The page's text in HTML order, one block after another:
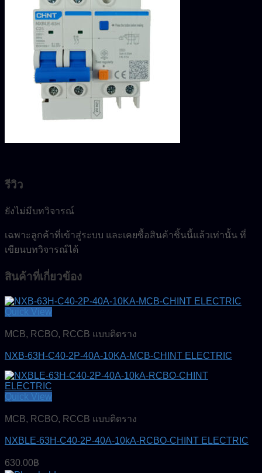
รีวิว
ยังไม่มีบทวิจารณ์
เฉพาะลูกค้าที่เข้าสู่ระบบ และเคยซื้อสินค้าชิ้นนี้แล้วเท่านั้น ที่
เขียนบทวิจารณ์ได้
สินค้าที่เกี่ยวข้อง
Quick View
MCB, RCBO, RCCB แบบติดราง
NXB-63H-C40-2P-40A-10KA-MCB-CHINT ELECTRIC
Quick View
MCB, RCBO, RCCB แบบติดราง
NXBLE-63H-C40-2P-40A-10kA-RCBO-CHINT ELECTRIC
630.00฿